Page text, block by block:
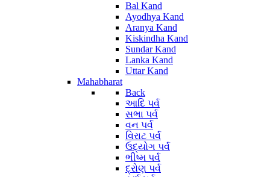
Bal Kand
Ayodhya Kand
Aranya Kand
Kiskindha Kand
Sundar Kand
Lanka Kand
Uttar Kand
Mahabharat
Back
આદિ પર્વ
સભા પર્વ
વન પર્વ
વિરાટ પર્વ
ઉદ્યોગ પર્વ
ભીષ્મ પર્વ
દ્રોણ પર્વ